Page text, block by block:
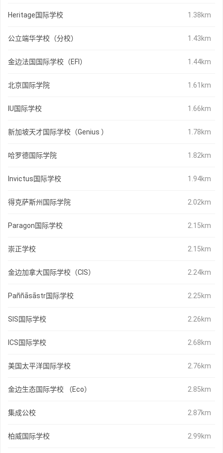
Heritage国际学校 1.38km
公立端华学校（分校） 1.43km
金边法国国际学校（EFI） 1.44km
北京国际学院 1.61km
IU国际学校 1.66km
新加坡天才国际学校（Genius ） 1.78km
哈罗德国际学院 1.82km
Invictus国际学校 1.94km
得克萨斯州国际学院 2.02km
Paragon国际学校 2.15km
崇正学校 2.15km
金边加拿大国际学校（CIS） 2.24km
Paññāsāstr国际学校 2.25km
SIS国际学校 2.26km
ICS国际学校 2.68km
美国太平洋国际学校 2.76km
金边生态国际学校 （Eco） 2.85km
集成公校 2.87km
柏威国际学校 2.99km